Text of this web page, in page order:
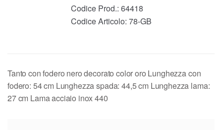
Codice Prod.: 64418
Codice Articolo: 78-GB
Tanto con fodero nero decorato color oro Lunghezza con
fodero: 54 cm Lunghezza spada: 44,5 cm Lunghezza lama:
27 cm Lama acciaio inox 440